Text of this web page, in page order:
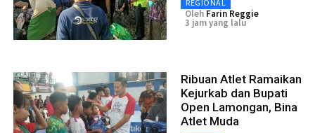
REGIONAL
Oleh Farin Reggie
3 jam yang lalu
Ribuan Atlet Ramaikan
Kejurkab dan Bupati
Open Lamongan, Bina
Atlet Muda